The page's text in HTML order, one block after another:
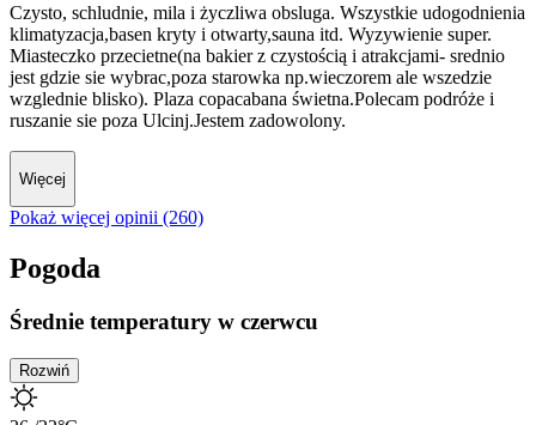
Czysto, schludnie, mila i życzliwa obsluga. Wszystkie udogodnienia
klimatyzacja,basen kryty i otwarty,sauna itd. Wyzywienie super.
Miasteczko przecietne(na bakier z czystością i atrakcjami- srednio
jest gdzie sie wybrac,poza starowka np.wieczorem ale wszedzie
wzglednie blisko). Plaza copacabana świetna.Polecam podróże i
ruszanie sie poza Ulcinj.Jestem zadowolony.
Więcej
Pokaż więcej opinii (260)
Pogoda
Średnie temperatury w czerwcu
Rozwiń